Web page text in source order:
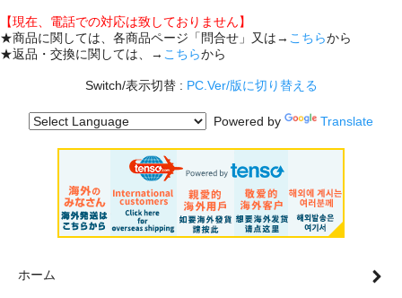
【現在、電話での対応は致しておりません】
★商品に関しては、各商品ページ「問合せ」又は→ こちらから
★返品・交換に関しては、→ こちらから
Switch/表示切替 : PC.Ver/版に切り替える
Powered by Translate
ホーム